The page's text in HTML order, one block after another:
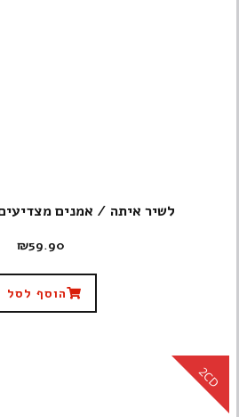
לשיר איתה / אמנים
₪59.90
הוסף לסל
2CD